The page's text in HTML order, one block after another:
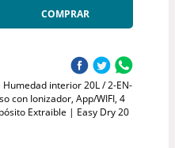
COMPRAR
interior 20L / 2-EN-
con Ionizador, App/WIFI, 4
Extraible | Easy Dry 20